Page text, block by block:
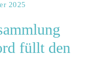
2025
füllt den